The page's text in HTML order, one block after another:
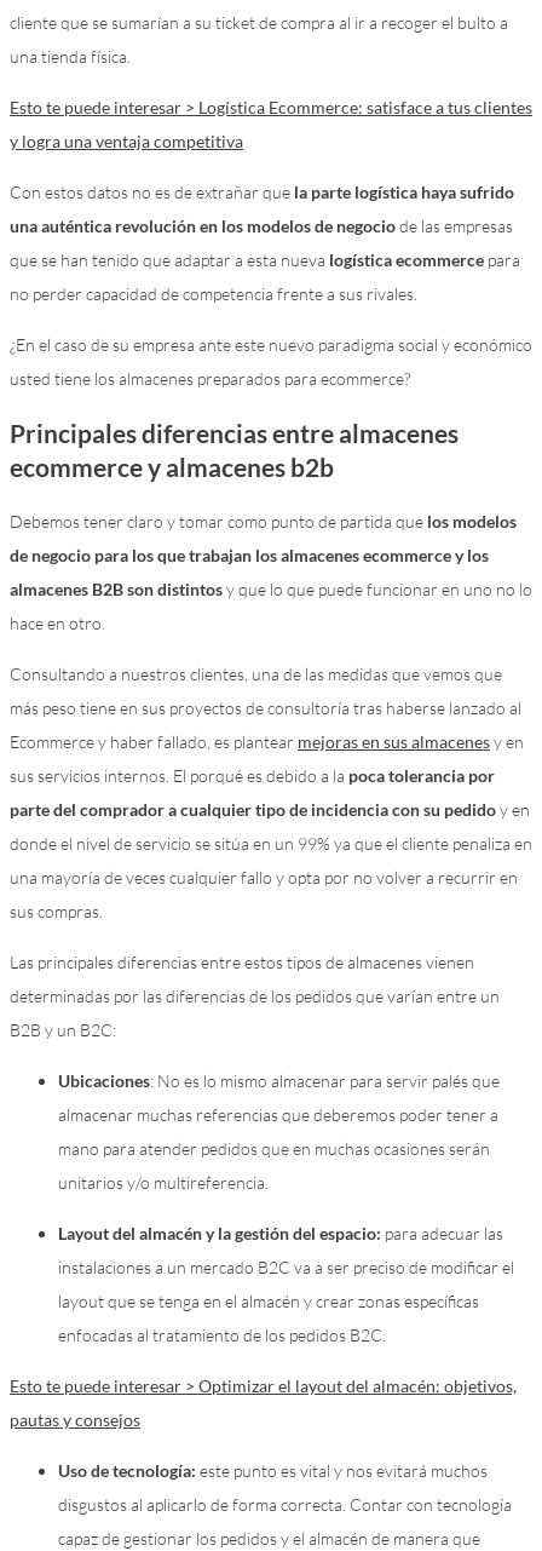
cliente que se sumarían a su ticket de compra al ir a recoger el bulto a
una tienda física.
Esto te puede interesar > Logística Ecommerce: satisface a tus clientes
y logra una ventaja competitiva
Con estos datos no es de extrañar que la parte logística haya sufrido
una auténtica revolución en los modelos de negociode las empresas
que se han tenido que adaptar a esta nueva logística ecommerce para
no perder capacidad de competencia frente a sus rivales.
¿En el caso de su empresa ante este nuevo paradigma social y económico
usted tiene los almacenes preparados para ecommerce?
Principales diferencias entre almacenes
ecommerce y almacenes b2b
Debemos tener claro y tomar como punto de partida que los modelos
de negocio para los que trabajan los almacenes ecommerce y los
almacenes B2B son distintosy que lo que puede funcionar en uno no lo
hace en otro.
Consultando a nuestros clientes, una de las medidas que vemos que
más peso tiene en sus proyectos de consultoría tras haberse lanzado al
Ecommerce y haber fallado, es plantear mejoras en sus almacenesy en
sus servicios internos. El porqué es debido a la poca tolerancia por
parte del comprador a cualquier tipo de incidencia con su pedidoy en
donde el nivel de servicio se sitúa en un 99% ya que el cliente penaliza en
una mayoría de veces cualquier fallo y opta por no volver a recurrir en
sus compras.
Las principales diferencias entre estos tipos de almacenes vienen
determinadas por las diferencias de los pedidos que varían entre un
B2B y un B2C:
Ubicaciones: No es lo mismo almacenar para servir palés que
almacenar muchas referencias que deberemos poder tener a
mano para atender pedidos que en muchas ocasiones serán
unitarios y/o multireferencia.
Layout del almacén y la gestión del espacio: para adecuar las
instalaciones a un mercado B2C va a ser preciso de modificar el
layout que se tenga en el almacén y crear zonas específicas
enfocadas al tratamiento de los pedidos B2C.
Esto te puede interesar > Optimizar el layout del almacén: objetivos,
pautas y consejos
Uso de tecnología: este punto es vital y nos evitará muchos
disgustos al aplicarlo de forma correcta. Contar con tecnología
capaz de gestionar los pedidos y el almacén de manera que